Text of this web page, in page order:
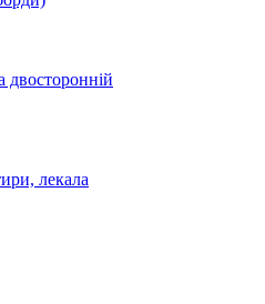
двосторонній
лекала